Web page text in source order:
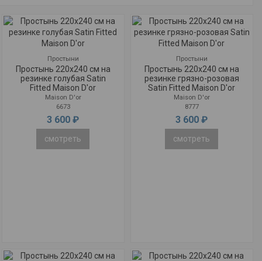
Простыни
Простынь 220x240 см на
резинке голубая Satin
Fitted Maison D'or
Maison D'or
6673
3 600 ₽
смотреть
Простыни
Простынь 220x240 см на
резинке грязно-розовая
Satin Fitted Maison D'or
Maison D'or
8777
3 600 ₽
смотреть